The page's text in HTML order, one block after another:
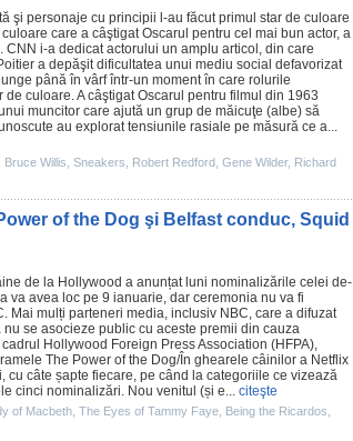
şi personaje cu principii l-au făcut primul star de culoare
care a câştigat Oscarul pentru cel mai bun actor, a
CNN i-a dedicat actorului un amplu articol, din care
a depăşit dificultatea unui mediu social defavorizat
până în vârf într-un moment în care rolurile
culoare. A câştigat Oscarul pentru filmul din 1963
muncitor care ajută un grup de măicuţe (albe) să
au explorat tensiunile rasiale pe măsură ce a...
Bruce Willis Sneakers Robert Redford Gene Wilder, Richard
of the Dog şi Belfast conduc, Squid
de la Hollywood a anunțat luni nominalizările celei de-
va avea loc pe 9 ianuarie, dar ceremonia nu va fi
Mai mulți parteneri media, inclusiv NBC, care a difuzat
se asocieze public cu aceste premii din cauza
Hollywood Foreign Press Association (HFPA),
The Power of the Dog/În ghearele câinilor a Netflix
câte șapte fiecare, pe când la categoriile ce vizează
cinci nominalizări. Nou venitul (și e... citeşte
of Macbeth The Eyes of Tammy Faye Being the Ricardos